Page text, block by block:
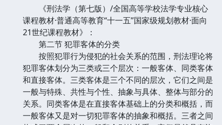
《刑法学（第七版）/全国高等学校法学专业核心
课程教材·普通高等教育“十一五”国家级规划教材·面向
21世纪课程教材》：
第二节 犯罪客体的分类
按照犯罪行为侵犯的社会关系的范围，刑法理论将
犯罪客体划分为三类或三个层次：一般客体、同类客体
和直接客体。三类客体是三个不同的层次，它们之间是
一般与特殊、共性与个性、抽象与具体、整体与部分的
关系。同类客体是在直接客体基础上的分类和概括，而
一般客体又是对一切犯罪客体的抽象和概括。三者之间